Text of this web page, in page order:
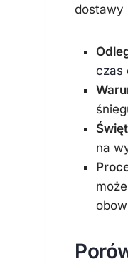
dostawy
czas
na